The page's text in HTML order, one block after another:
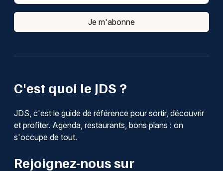
C'est quoi le JDS ?
JDS, c'est le guide de référence pour sortir, découvrir
et profiter. Agenda, restaurants, bons plans : on
s'occupe de tout.
Rejoignez-nous sur
Je m'abonne